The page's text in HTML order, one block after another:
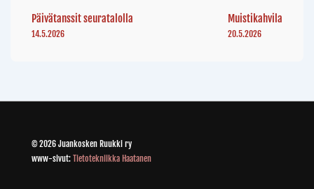
Päivätanssit seuratalolla
14.5.2026
Muistikahvila
20.5.2026
© 2026 Juankosken Ruukki ry
www-sivut: Tietotekniikka Haatanen